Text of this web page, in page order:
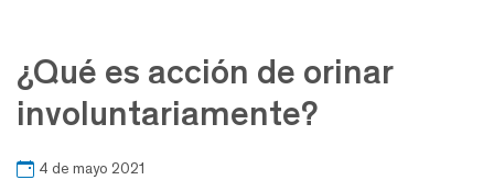
¿Qué es acción de orinar
involuntariamente?
4 de mayo 2021